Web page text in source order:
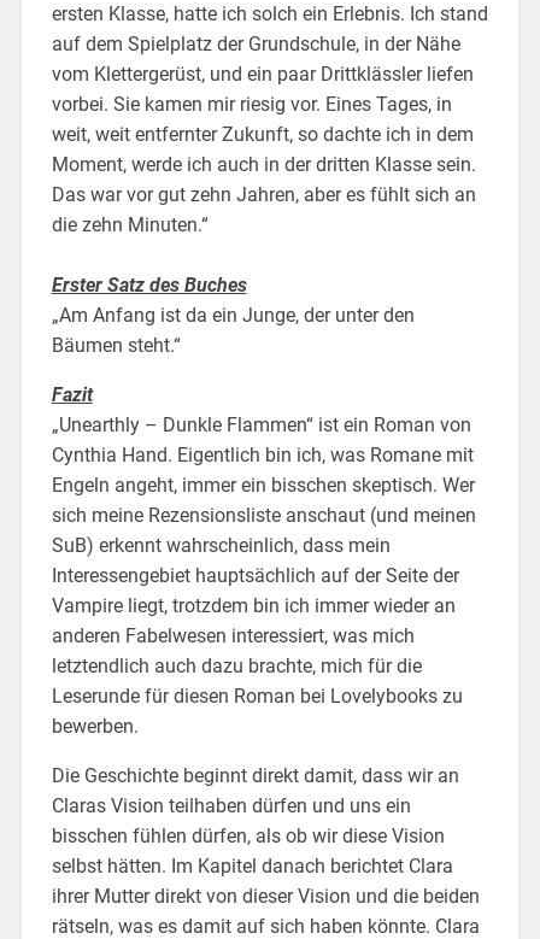
ersten Klasse, hatte ich solch ein Erlebnis. Ich stand
auf dem Spielplatz der Grundschule, in der Nähe
vom Klettergerüst, und ein paar Drittklässler liefen
vorbei. Sie kamen mir riesig vor. Eines Tages, in
weit, weit entfernter Zukunft, so dachte ich in dem
Moment, werde ich auch in der dritten Klasse sein.
Das war vor gut zehn Jahren, aber es fühlt sich an
die zehn Minuten.“
Erster Satz des Buches
„Am Anfang ist da ein Junge, der unter den
Bäumen steht.“
Fazit
„Unearthly – Dunkle Flammen“ ist ein Roman von
Cynthia Hand. Eigentlich bin ich, was Romane mit
Engeln angeht, immer ein bisschen skeptisch. Wer
sich meine Rezensionsliste anschaut (und meinen
SuB) erkennt wahrscheinlich, dass mein
Interessengebiet hauptsächlich auf der Seite der
Vampire liegt, trotzdem bin ich immer wieder an
anderen Fabelwesen interessiert, was mich
letztendlich auch dazu brachte, mich für die
Leserunde für diesen Roman bei Lovelybooks zu
bewerben.
Die Geschichte beginnt direkt damit, dass wir an
Claras Vision teilhaben dürfen und uns ein
bisschen fühlen dürfen, als ob wir diese Vision
selbst hätten. Im Kapitel danach berichtet Clara
ihrer Mutter direkt von dieser Vision und die beiden
rätseln, was es damit auf sich haben könnte. Clara